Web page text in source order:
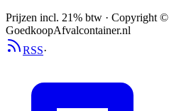
Prijzen incl. 21% btw · Copyright ©
GoedkoopAfvalcontainer.nl
RSS·